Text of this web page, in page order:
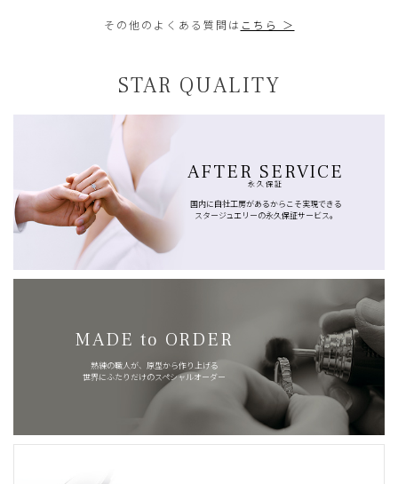
その他のよくある質問は こちら ＞
STAR QUALITY
AFTER SERVICE
永久保証
国内に自社工房があるからこそ実現できる
スタージュエリーの永久保証サービス。
MADE to ORDER
熟練の職人が、原型から作り上げる
世界にふたりだけのスペシャルオーダー